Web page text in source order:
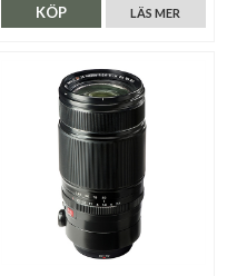
LÄS MER
KÖP